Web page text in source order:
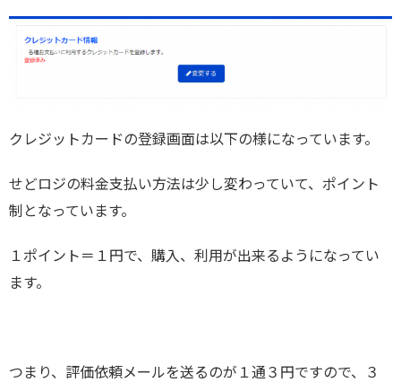
クレジットカードの登録画面は以下の様になっています。
せどロジの料金支払い方法は少し変わっていて、ポイント
制となっています。
１ポイント＝１円で、購入、利用が出来るようになってい
ます。
つまり、評価依頼メールを送るのが１通３円ですので、３